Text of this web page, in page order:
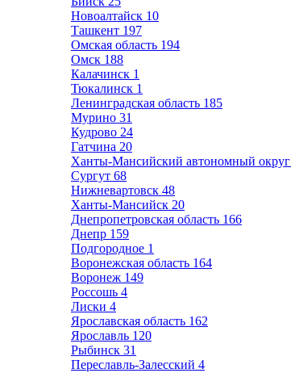
Новоалтайск 10
Ташкент 197
Омская область 194
Омск 188
Калачинск 1
Тюкалинск 1
Ленинградская область 185
Мурино 31
Кудрово 24
Гатчина 20
Ханты-Мансийский автономный округ
Сургут 68
Нижневартовск 48
Ханты-Мансийск 20
Днепропетровская область 166
Днепр 159
Подгородное 1
Воронежская область 164
Воронеж 149
Россошь 4
Лиски 4
Ярославская область 162
Ярославль 120
Рыбинск 31
Переславль-Залесский 4